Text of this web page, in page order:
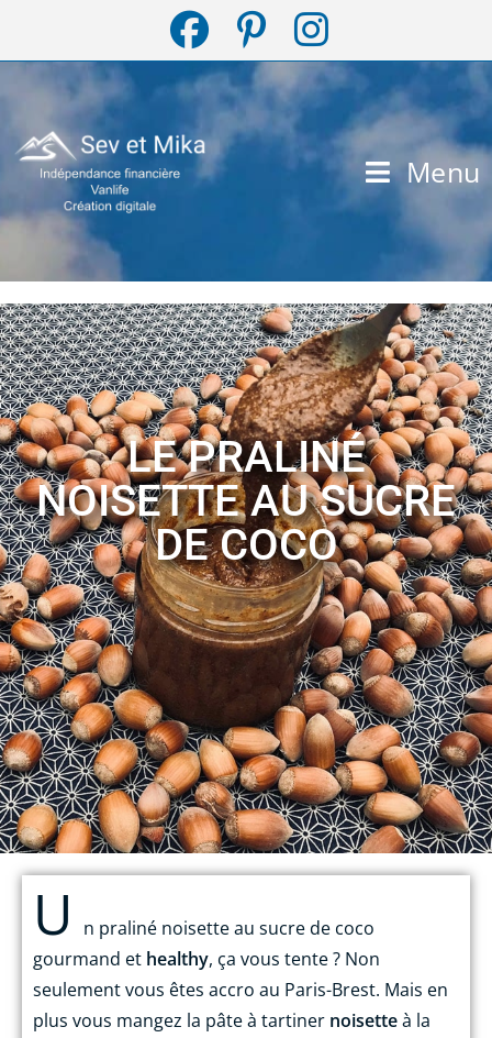
Menu
LE PRALINÉ
NOISETTE AU SUCRE
DE COCO
U
n praliné noisette au sucre de coco
gourmand et healthy, ça vous tente ? Non
seulement vous êtes accro au Paris-Brest. Mais en
plus vous mangez la pâte à tartiner noisetteà la